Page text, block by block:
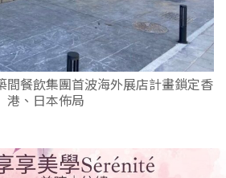
間餐飲集團首波海外展店計畫鎖定香
港、日本佈局